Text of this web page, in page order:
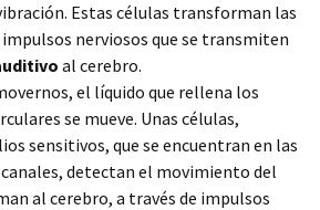
Estas células transforman las
nerviosos que se transmiten
al cerebro.
el líquido que rellena los
se mueve. Unas células,
sensitivos, que se encuentran en las
canales, detectan el movimiento del
al cerebro, a través de impulsos